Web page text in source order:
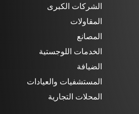
الشركات الكبرى
المقاولات
المصانع
الخدمات اللوجستية
الضيافة
المستشفيات والعيادات
المحلات التجارية